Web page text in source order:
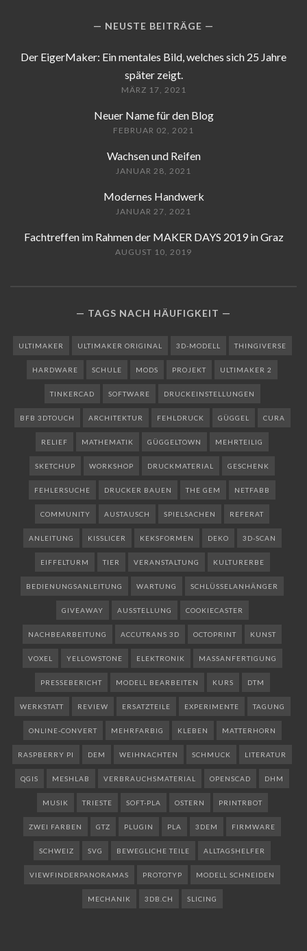
NEUSTE BEITRÄGE
Der EigerMaker: Ein mentales Bild, welches sich 25 Jahre
später zeigt.
MÄRZ 17, 2021
Neuer Name für den Blog
FEBRUAR 02, 2021
Wachsen und Reifen
JANUAR 28, 2021
Modernes Handwerk
JANUAR 27, 2021
Fachtreffen im Rahmen der MAKER DAYS 2019 in Graz
AUGUST 10, 2019
TAGS NACH HÄUFIGKEIT
ULTIMAKER ULTIMAKER ORIGINAL 3D-MODELL THINGIVERSE
HARDWARE SCHULE MODS PROJEKT ULTIMAKER 2
TINKERCAD SOFTWARE DRUCKEINSTELLUNGEN
BFB 3DTOUCH ARCHITEKTUR FEHLDRUCK GÜGGEL CURA
RELIEF MATHEMATIK GÜGGELTOWN MEHRTEILIG
SKETCHUP WORKSHOP DRUCKMATERIAL GESCHENK
FEHLERSUCHE DRUCKER BAUEN THE GEM NETFABB
COMMUNITY AUSTAUSCH SPIELSACHEN REFERAT
ANLEITUNG KISSLICER KEKSFORMEN DEKO 3D-SCAN
EIFFELTURM TIER VERANSTALTUNG KULTURERBE
BEDIENUNGSANLEITUNG WARTUNG SCHLÜSSELANHÄNGER
GIVEAWAY AUSSTELLUNG COOKIECASTER
NACHBEARBEITUNG ACCUTRANS 3D OCTOPRINT KUNST
VOXEL YELLOWSTONE ELEKTRONIK MASSANFERTIGUNG
PRESSEBERICHT MODELL BEARBEITEN KURS DTM
WERKSTATT REVIEW ERSATZTEILE EXPERIMENTE TAGUNG
ONLINE-CONVERT MEHRFARBIG KLEBEN MATTERHORN
RASPBERRY PI DEM WEIHNACHTEN SCHMUCK LITERATUR
QGIS MESHLAB VERBRAUCHSMATERIAL OPENSCAD DHM
MUSIK TRIESTE SOFT-PLA OSTERN PRINTRBOT
ZWEI FARBEN GTZ PLUGIN PLA 3DEM FIRMWARE
SCHWEIZ SVG BEWEGLICHE TEILE ALLTAGSHELFER
VIEWFINDERPANORAMAS PROTOTYP MODELL SCHNEIDEN
MECHANIK 3DB.CH SLICING